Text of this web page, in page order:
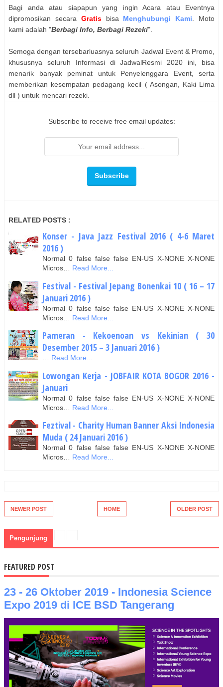
Bagi anda atau siapapun yang ingin Acara atau Eventnya
dipromosikan secara Gratisbisa Menghubungi Kami. Moto
kami adalah "Berbagi Info, Berbagi Rezeki".
Semoga dengan tersebarluasnya seluruh Jadwal Event & Promo,
khususnya seluruh Informasi di JadwalResmi 2020 ini, bisa
menarik banyak peminat untuk Penyelenggara Event, serta
memberikan kesempatan pedagang kecil ( Asongan, Kaki Lima
dll ) untuk mencari rezeki.
Subscribe to receive free email updates:
RELATED POSTS :
Konser - Java Jazz Festival 2016 ( 4-6 Maret
2016 )
Normal 0 false false false EN-US X-NONE X-NONE
Micros… Read More...
Festival - Festival Jepang Bonenkai 10 ( 16 – 17
Januari 2016 )
Normal 0 false false false EN-US X-NONE X-NONE
Micros…
Read More...
Pameran - Kekoenoan vs Kekinian ( 30
Desember 2015 – 3 Januari 2016 )
… Read More...
Lowongan Kerja - JOBFAIR KOTA BOGOR 2016 -
Januari
Normal 0 false false false EN-US X-NONE X-NONE
Micros…
Read More...
Feztival - Charity Human Banner Aksi Indonesia
Muda ( 24 Januari 2016 )
Normal 0 false false false EN-US X-NONE X-NONE
Micros… Read More...
NEWER POST OLDER POST
HOME
Pengunjung
FEATURED POST
23 - 26 Oktober 2019 - Indonesia Science
Expo 2019 di ICE BSD Tangerang